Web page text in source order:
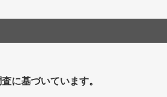
に基づいています。